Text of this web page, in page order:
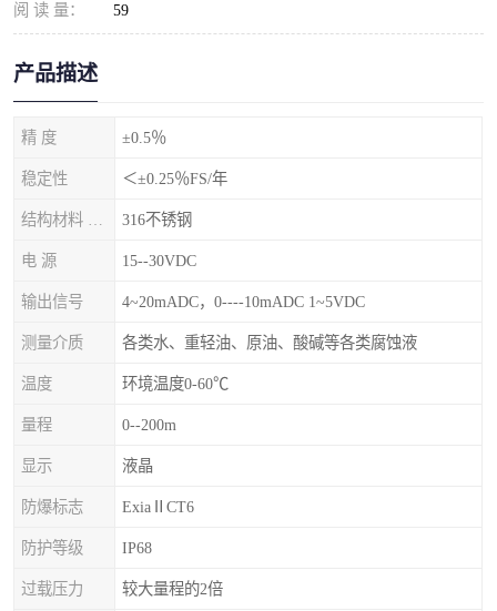
阅 读 量： 59
产品描述
精 度 ±0.5％
稳定性 ＜±0.25％FS/年
316不锈钢
电 源 15--30VDC
输出信号 4~20mADC，0----10mADC 1~5VDC
测量介质 各类水、重轻油、原油、酸碱等各类腐蚀液
温度 环境温度0-60℃
量程 0--200m
显示 液晶
防爆标志 ExiaⅡCT6
防护等级 IP68
过载压力 较大量程的2倍